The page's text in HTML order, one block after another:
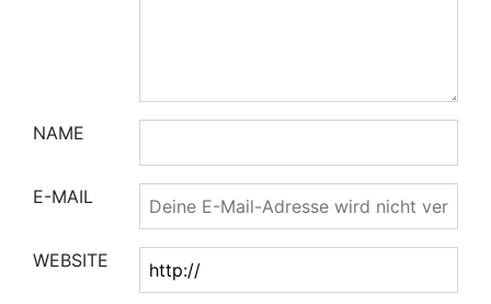
NAME
E-MAIL
WEBSITE